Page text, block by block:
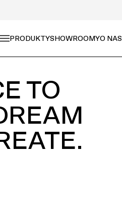
PRODUKTYSHOWROOMYO NAS
TO